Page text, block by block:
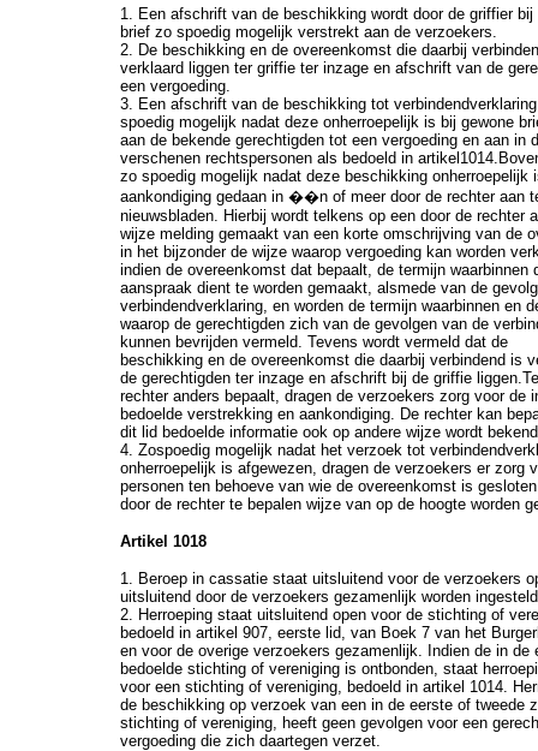
1. Een afschrift van de beschikking wordt door de griffier bij
brief zo spoedig mogelijk verstrekt aan de verzoekers.
2. De beschikking en de overeenkomst die daarbij
verklaard liggen ter griffie ter inzage en afschrift van de
een vergoeding.
3. Een afschrift van de beschikking tot
spoedig mogelijk nadat deze onherroepelijk is bij gewone
aan de bekende gerechtigden tot een vergoeding en aan in
verschenen rechtspersonen als bedoeld in
zo spoedig mogelijk nadat deze beschikking onherroepelijk
aankondiging gedaan in ��n of meer door de rechter aan
nieuwsbladen. Hierbij wordt telkens op een door de rechter
wijze melding gemaakt van een korte omschrijving van de
in het bijzonder de wijze waarop vergoeding kan worden
indien de overeenkomst dat bepaalt, de termijn waarbinnen
aanspraak dient te worden gemaakt, alsmede van de
verbindendverklaring, en worden de termijn waarbinnen en
waarop de gerechtigden zich van de gevolgen van de
kunnen bevrijden vermeld. Tevens wordt vermeld dat de
beschikking en de overeenkomst die daarbij verbindend is
de gerechtigden ter inzage en afschrift bij de griffie
rechter anders bepaalt, dragen de verzoekers zorg voor de
bedoelde verstrekking en aankondiging. De rechter kan
dit lid bedoelde informatie ook op andere wijze wordt
4. Zospoedig mogelijk nadat het verzoek tot
onherroepelijk is afgewezen, dragen de verzoekers er zorg
personen ten behoeve van wie de overeenkomst is
door de rechter te bepalen wijze van op de hoogte worden
Artikel 1018
1. Beroep in cassatie staat uitsluitend voor de verzoekers
uitsluitend door de verzoekers gezamenlijk worden
2. Herroeping staat uitsluitend open voor de stichting of
bedoeld in artikel 907, eerste lid, van Boek 7 van het
en voor de overige verzoekers gezamenlijk. Indien de in de
bedoelde stichting of vereniging is ontbonden, staat
voor een stichting of vereniging, bedoeld in artikel 1014.
de beschikking op verzoek van een in de eerste of tweede
stichting of vereniging, heeft geen gevolgen voor een
vergoeding die zich daartegen verzet.